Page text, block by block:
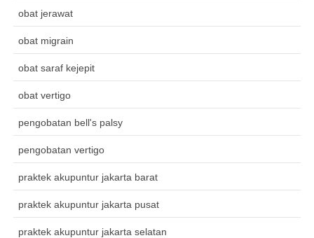
obat jerawat
obat migrain
obat saraf kejepit
obat vertigo
pengobatan bell's palsy
pengobatan vertigo
praktek akupuntur jakarta barat
praktek akupuntur jakarta pusat
praktek akupuntur jakarta selatan